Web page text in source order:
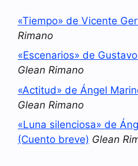
«Tiempo» de Vicente
Rimano
«Escenarios» de
Glean Rimano
«Actitud» de Ángel
Glean Rimano
«Luna silenciosa» de
(Cuento breve) Glean